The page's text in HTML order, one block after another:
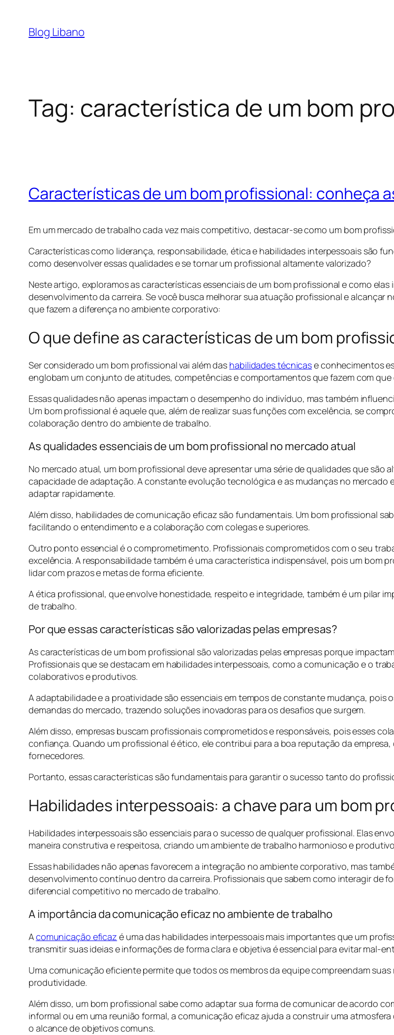
Blog Libano
Tag: característica de um bom
Características de um bom profissional: conheça
Em um mercado de trabalho cada vez mais competitivo, destacar-se como um bom
Características como liderança, responsabilidade, ética e habilidades interpessoais são
como desenvolver essas qualidades e se tornar um profissional altamente valorizado?
Neste artigo, exploramos as características essenciais de um bom profissional e como
desenvolvimento da carreira. Se você busca melhorar sua atuação profissional e
que fazem a diferença no ambiente corporativo:
O que define as características de um bom
Ser considerado um bom profissional vai além das habilidades técnicase conhecimentos
englobam um conjunto de atitudes, competências e comportamentos que fazem com
Essas qualidades não apenas impactam o desempenho do indivíduo, mas também
Um bom profissional é aquele que, além de realizar suas funções com excelência, se
colaboração dentro do ambiente de trabalho.
As qualidades essenciais de um bom profissional no mercado atual
No mercado atual, um bom profissional deve apresentar uma série de qualidades que são
capacidade de adaptação. A constante evolução tecnológica e as mudanças no mercado
adaptar rapidamente.
Além disso, habilidades de comunicação eficaz são fundamentais. Um bom profissional
facilitando o entendimento e a colaboração com colegas e superiores.
Outro ponto essencial é o comprometimento. Profissionais comprometidos com o seu
excelência. A responsabilidade também é uma característica indispensável, pois um bom
lidar com prazos e metas de forma eficiente.
A ética profissional, que envolve honestidade, respeito e integridade, também é um pilar
de trabalho.
Por que essas características são valorizadas pelas empresas?
As características de um bom profissional são valorizadas pelas empresas porque
Profissionais que se destacam em habilidades interpessoais, como a comunicação e o
colaborativos e produtivos.
A adaptabilidade e a proatividade são essenciais em tempos de constante mudança, pois
demandas do mercado, trazendo soluções inovadoras para os desafios que surgem.
Além disso, empresas buscam profissionais comprometidos e responsáveis, pois esses
confiança. Quando um profissional é ético, ele contribui para a boa reputação da
fornecedores.
Portanto, essas características são fundamentais para garantir o sucesso tanto do
Habilidades interpessoais: a chave para um bom
Habilidades interpessoais são essenciais para o sucesso de qualquer profissional. Elas
maneira construtiva e respeitosa, criando um ambiente de trabalho harmonioso e
Essas habilidades não apenas favorecem a integração no ambiente corporativo, mas
desenvolvimento contínuo dentro da carreira. Profissionais que sabem como interagir de
diferencial competitivo no mercado de trabalho.
A importância da comunicação eficaz no ambiente de trabalho
Acomunicação eficaz é uma das habilidades interpessoais mais importantes que um
transmitir suas ideias e informações de forma clara e objetiva é essencial para evitar mal-
Uma comunicação eficiente permite que todos os membros da equipe compreendam
produtividade.
Além disso, um bom profissional sabe como adaptar sua forma de comunicar de acordo
informal ou em uma reunião formal, a comunicação eficaz ajuda a construir uma
o alcance de objetivos comuns.